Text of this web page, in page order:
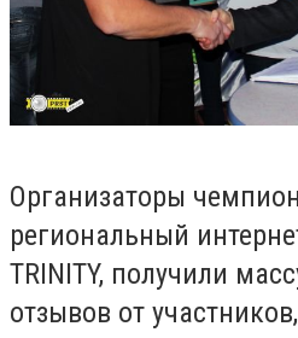
Организаторы
региональный
TRINITY, получили
отзывов от